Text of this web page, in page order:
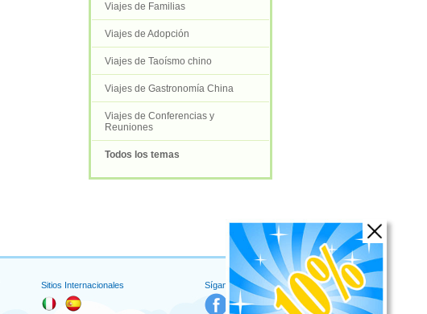
Viajes de Familias
Viajes de Adopción
Viajes de Taoísmo chino
Viajes de Gastronomía China
Viajes de Conferencias y
Reuniones
Todos los temas
Síganos en
Sitios Internacionales